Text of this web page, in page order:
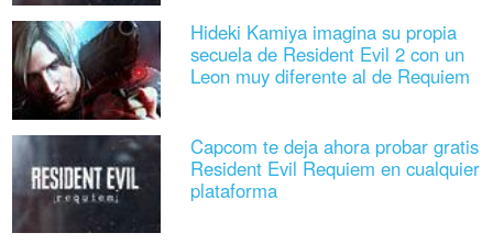
Hideki Kamiya imagina su propia
secuela de Resident Evil 2 con un
Leon muy diferente al de Requiem
Capcom te deja ahora probar gratis
Resident Evil Requiem en cualquier
plataforma